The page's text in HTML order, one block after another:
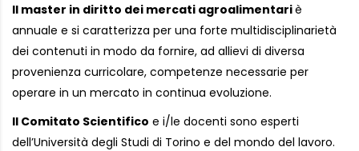
Il master in diritto dei mercati agroalimentariè
annuale e si caratterizza per una forte multidisciplinarietà
dei contenuti in modo da fornire, ad allievi di diversa
provenienza curricolare, competenze necessarie per
operare in un mercato in continua evoluzione.
Il Comitato Scientifico e i/le docenti sono esperti
dell’Università degli Studi di Torino e del mondo del lavoro.